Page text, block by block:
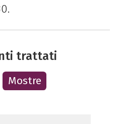
trattati
Mostre